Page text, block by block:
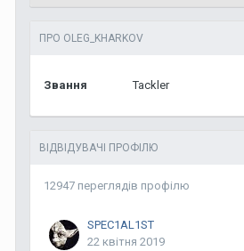
ПРО OLEG_KHARKOV
Звання Tackler
ВІДВІДУВАЧІ ПРОФІЛЮ
12947 переглядів профілю
SPEC1AL1ST
22 квітня 2019